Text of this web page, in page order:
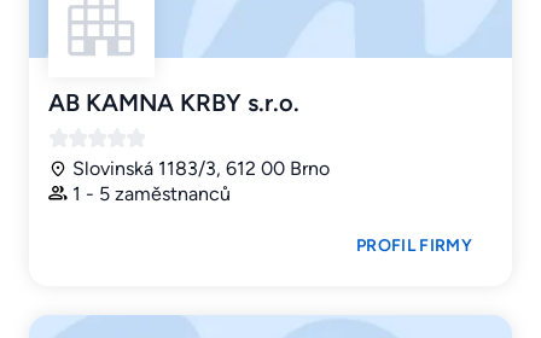
AB KAMNA KRBY s.r.o.
Slovinská 1183/3, 612 00 Brno
1 - 5 zaměstnanců
PROFIL FIRMY